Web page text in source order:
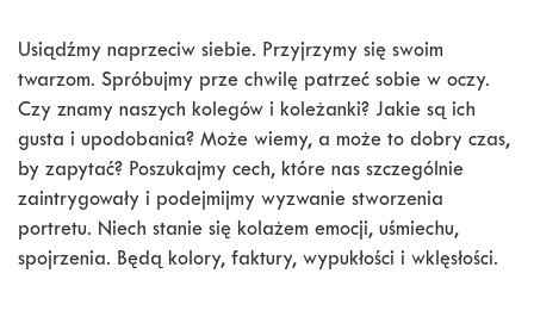
Usiądźmy naprzeciw siebie. Przyjrzymy się swoim
twarzom. Spróbujmy prze chwilę patrzeć sobie w oczy.
Czy znamy naszych kolegów i koleżanki? Jakie są ich
gusta i upodobania? Może wiemy, a może to dobry czas,
by zapytać? Poszukajmy cech, które nas szczególnie
zaintrygowały i podejmijmy wyzwanie stworzenia
portretu. Niech stanie się kolażem emocji, uśmiechu,
spojrzenia. Będą kolory, faktury, wypukłości i wklęsłości.